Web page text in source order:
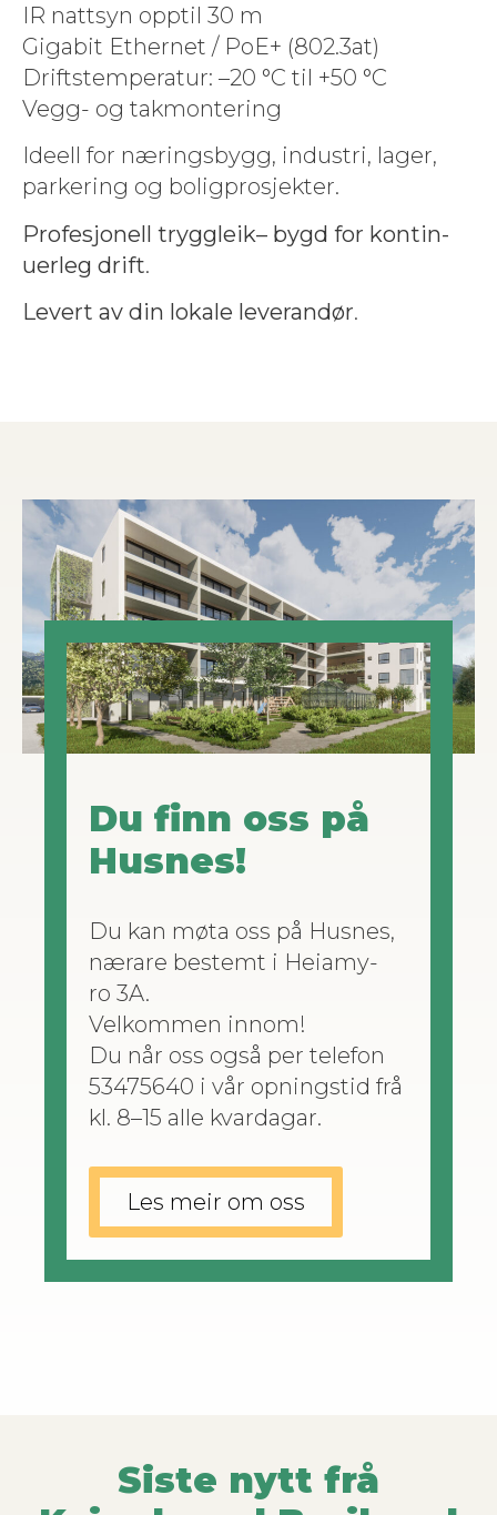
IR nattsyn opp­til 30 m
Giga­bit Eth­er­net / PoE+ (802.3at)
Drift­stem­per­atur: –20 °C til +50 °C
Vegg- og takmontering
Ideell for nærings­bygg, indus­tri, lager,
park­er­ing og boligprosjekter.
Pro­fesjonell tryg­gleik– bygd for kon­tin­
uer­leg drift.
Lev­ert av din lokale leverandør.
Du finn oss på
Husnes!
Du kan møta oss på Husnes,
nærare bestemt i Heiamy­
ro 3A.
Velkom­men innom!
Du når oss også per tele­fon
53475640 i vår opn­ingstid frå
kl. 8–15 alle kvardagar.
Les meir om oss
Siste nytt frå